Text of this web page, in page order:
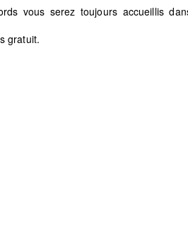
vous serez toujours accueillis
gratuit.